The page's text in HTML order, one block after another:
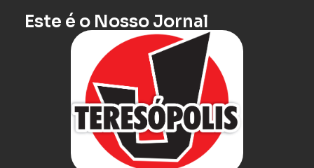
Este é o Nosso Jornal